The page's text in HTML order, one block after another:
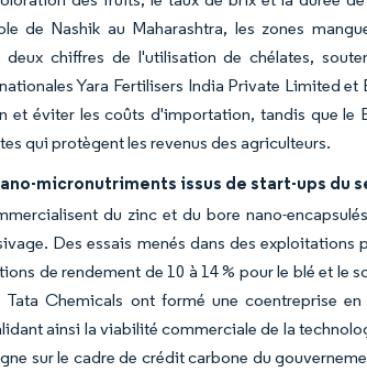
de Nashik au Maharashtra, les zones
deux chiffres de l'utilisation de chélates,
Yara Fertilisers India Private Limited
et éviter les coûts d'importation, tandis que le
qui protègent les revenus des agriculteurs.
micronutriments issus de start-ups du
du zinc et du bore nano-
Des essais menés dans des
de rendement de 10 à 14 % pour le blé et le
Chemicals ont formé une coentreprise
ainsi la viabilité commerciale de la
sur le cadre de crédit carbone du